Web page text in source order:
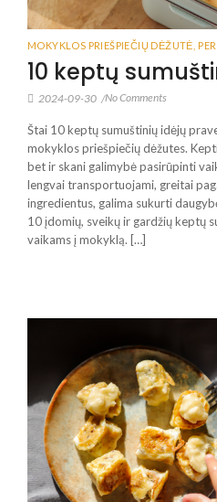
MOKYKLOS PRIEŠPIEČIŲ DĖŽUTĖ
10 keptų
2024-09-30 /No Comments
Štai 10 keptų sumuštinių idėjų
mokyklos priešpiečių dėžutes.
bet ir skani galimybė pasirūpinti
lengvai transportuojami, greitai
ingredientus, galima sukurti
10 įdomių, sveikų ir gardžių keptų
vaikams į mokyklą. […]